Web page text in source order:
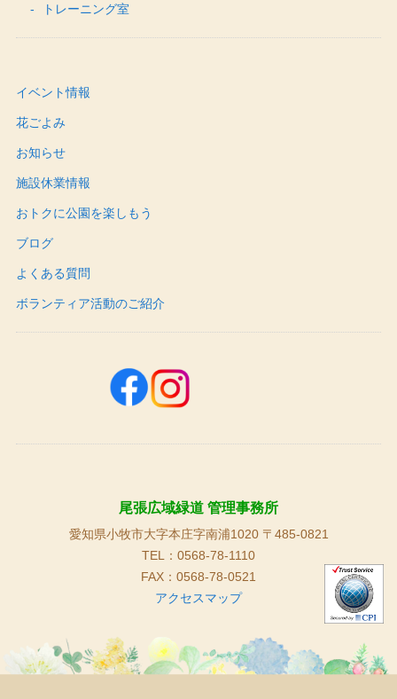
トレーニング室
イベント情報
花ごよみ
お知らせ
施設休業情報
おトクに公園を楽しもう
ブログ
よくある質問
ボランティア活動のご紹介
尾張広域緑道 管理事務所
愛知県小牧市大字本庄字南浦1020 〒485-0821
TEL：0568-78-1110
FAX：0568-78-0521
アクセスマップ